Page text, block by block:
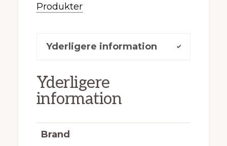
Produkter
Yderligere information
Yderligere
information
Brand